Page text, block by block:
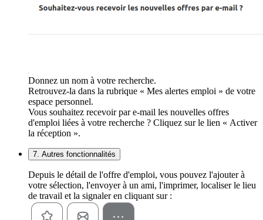
Donnez un nom à votre recherche.
Retrouvez-la dans la rubrique « Mes alertes emploi » de votre
espace personnel.
Vous souhaitez recevoir par e-mail les nouvelles offres
d'emploi liées à votre recherche ? Cliquez sur le lien « Activer
la réception ».
7. Autres fonctionnalités
Depuis le détail de l'offre d'emploi, vous pouvez l'ajouter à
votre sélection, l'envoyer à un ami, l'imprimer, localiser le lieu
de travail et la signaler en cliquant sur :